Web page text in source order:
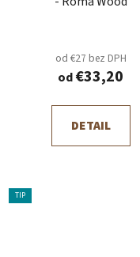
od €27 bez DPH
od€33,20
DETAIL
TIP